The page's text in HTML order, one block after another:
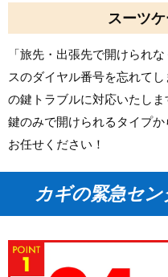
スーツ
「旅先・出張先で開けられ
スのダイヤル番号を忘れて
の鍵トラブルに対応いたしま
鍵のみで開けられるタイプ
お任せください！
カギの緊急セ